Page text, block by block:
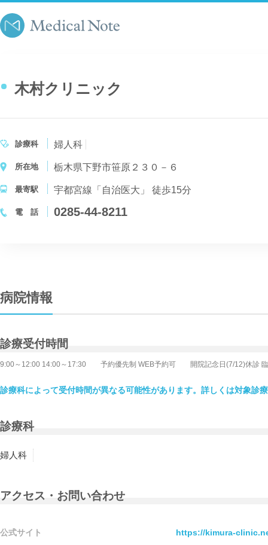
木村クリニック
診療科 婦人科
所在地 栃木県下野市笹原２３０－６
最寄駅 宇都宮線「自治医大」 徒歩15分
電 話 0285-44-8211
病院情報
診療受付時間
9:00～12:00 14:00～17:30 予約優先制 WEB予約可 開院記念日(7/12)休診 臨
診療科によって受付時間が異なる可能性があります。詳しくは対象診
診療科
婦人科
アクセス・お問い合わせ
公式サイト https://kimura-